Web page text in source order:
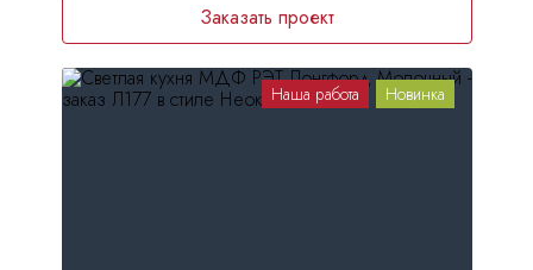
Заказать проект
Наша работа Новинка